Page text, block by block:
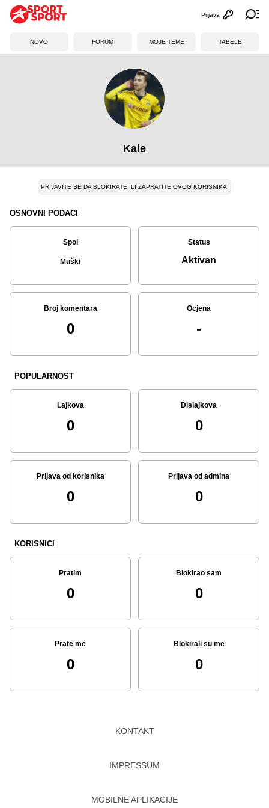
Otvori
Prijava
NOVO FORUM MOJE TEME TABELE
Kale
PRIJAVITE SE DA BLOKIRATE ILI ZAPRATITE OVOG KORISNIKA.
OSNOVNI PODACI
Spol
Muški
Status
Aktivan
Broj komentara
0
Ocjena
-
POPULARNOST
Lajkova
0
Dislajkova
0
Prijava od korisnika
0
Prijava od admina
0
KORISNICI
Pratim
0
Blokirao sam
0
Prate me
0
Blokirali su me
0
KONTAKT
IMPRESSUM
MOBILNE APLIKACIJE